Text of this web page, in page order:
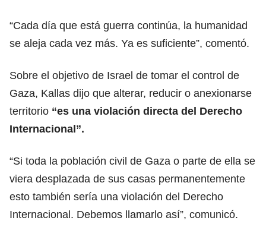
“Cada día que está guerra continúa, la humanidad
se aleja cada vez más. Ya es suficiente”, comentó.
Sobre el objetivo de Israel de tomar el control de
Gaza, Kallas dijo que alterar, reducir o anexionarse
territorio “es una violación directa del Derecho
Internacional”.
“Si toda la población civil de Gaza o parte de ella se
viera desplazada de sus casas permanentemente
esto también sería una violación del Derecho
Internacional. Debemos llamarlo así”, comunicó.